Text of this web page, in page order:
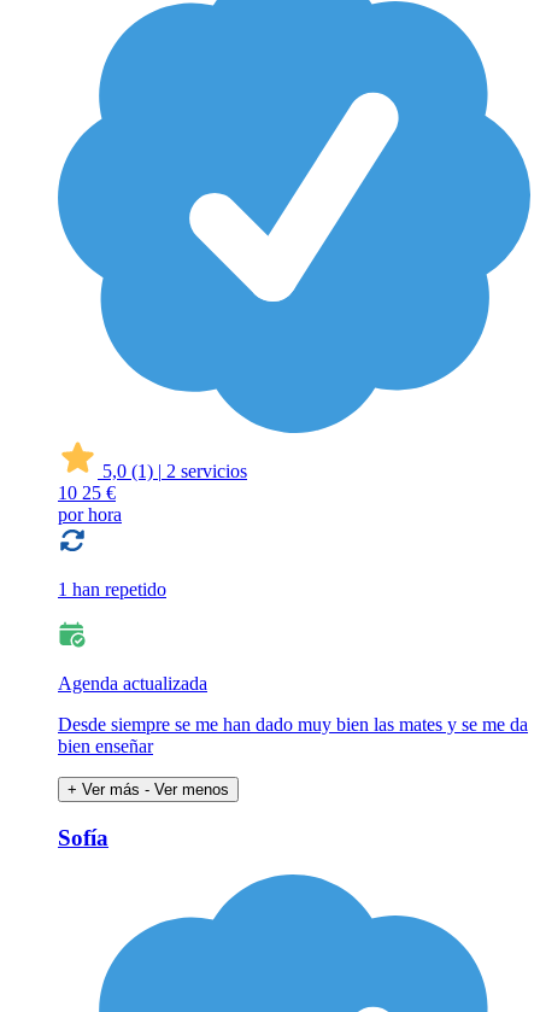
5,0 (1) | 2 servicios
10 25 €
por hora
1 han repetido
Agenda actualizada
Desde siempre se me han dado muy bien las mates y se me da
bien enseñar
+ Ver más - Ver menos
Sofía